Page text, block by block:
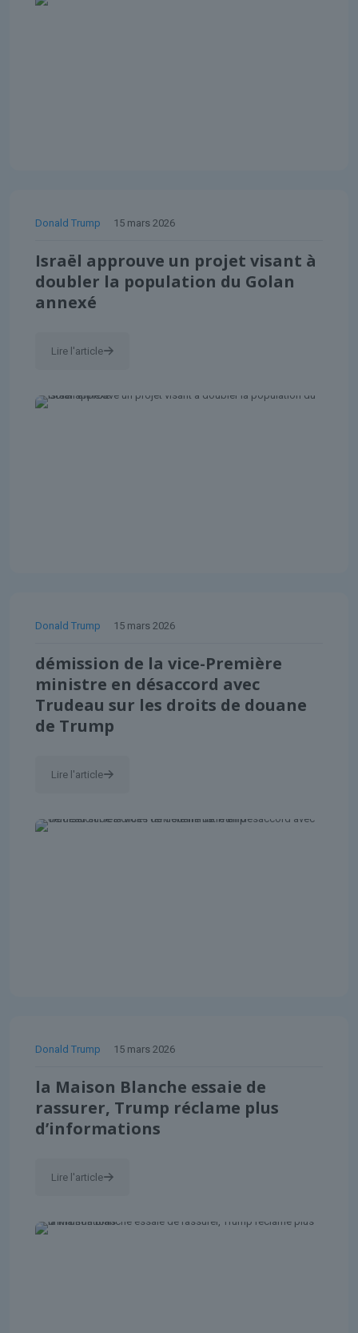
Donald Trump 15 mars 2026
Israël approuve un projet visant à
doubler la population du Golan
annexé
Lire l'article
Donald Trump 15 mars 2026
démission de la vice-Première
ministre en désaccord avec
Trudeau sur les droits de douane
de Trump
Lire l'article
Donald Trump 15 mars 2026
la Maison Blanche essaie de
rassurer, Trump réclame plus
d’informations
Lire l'article